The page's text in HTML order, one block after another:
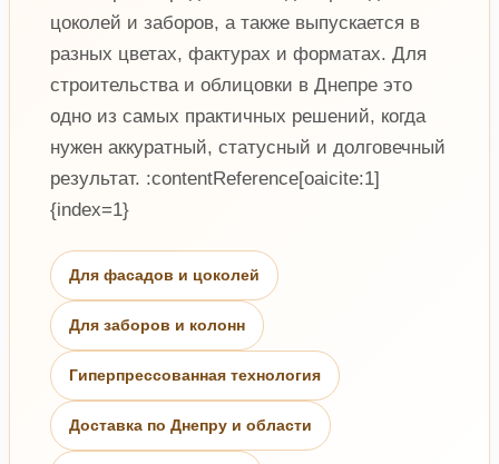
цоколей и заборов, а также выпускается в
разных цветах, фактурах и форматах. Для
строительства и облицовки в Днепре это
одно из самых практичных решений, когда
нужен аккуратный, статусный и долговечный
результат. :contentReference[oaicite:1]
{index=1}
Для фасадов и цоколей
Для заборов и колонн
Гиперпрессованная технология
Доставка по Днепру и области